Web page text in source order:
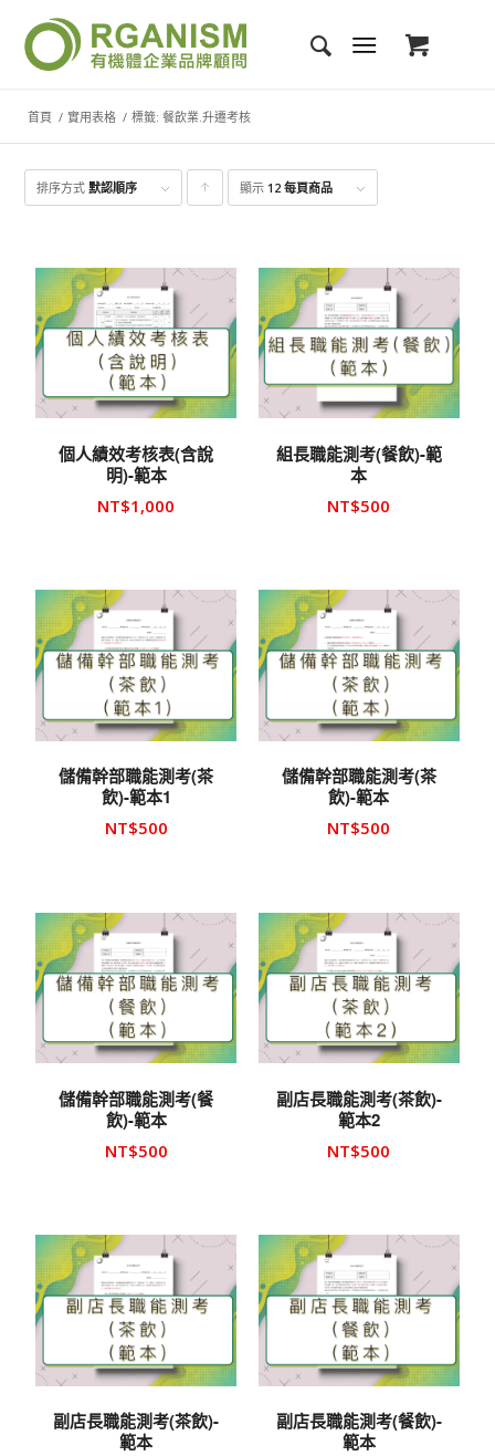
首頁 / 實用表格 / 標籤: 餐飲業.升遷考核
排序方式默認順序 點
品
顯示 12 每頁商品
個人績效考核表(含說
明)-範本
NT$1,000
組長職能測考(餐飲)-範
本
NT$500
儲備幹部職能測考(茶
飲)-範本1
NT$500
儲備幹部職能測考(茶
飲)-範本
NT$500
儲備幹部職能測考(餐
飲)-範本
NT$500
副店長職能測考(茶飲)-
範本2
NT$500
副店長職能測考(茶飲)-
範本
副店長職能測考(餐飲)-
範本